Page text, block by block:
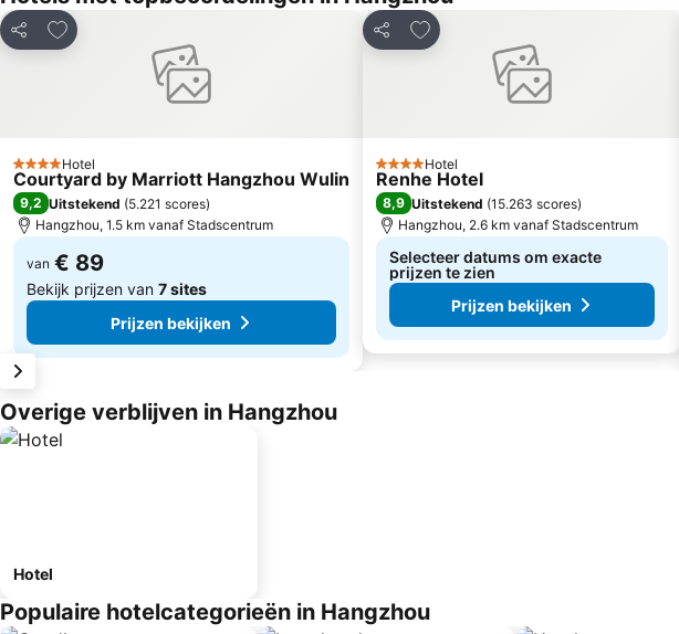
Delen
Toevoegen aan favorieten
4 SterrenHotel
Courtyard by Marriott Hangzhou Wulin
9,2 Uitstekend (5.221 scores)
Hangzhou, 1.5 km vanaf Stadscentrum
van € 89
Bekijk prijzen van 7 sites
Prijzen bekijken
Delen
Toevoegen aan favorieten
4 SterrenHotel
Renhe Hotel
8,9 Uitstekend (15.263 scores)
Hangzhou, 2.6 km vanaf Stadscentrum
Selecteer datums om exacte
prijzen te zien
Prijzen bekijken
Overige verblijven in Hangzhou
Hotel
Populaire hotelcategorieën in Hangzhou